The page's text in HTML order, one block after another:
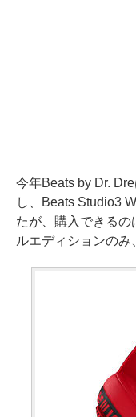
今年Beats by Dr.
し、Beats Studio3
たが、購入できる
ルエディションのみ